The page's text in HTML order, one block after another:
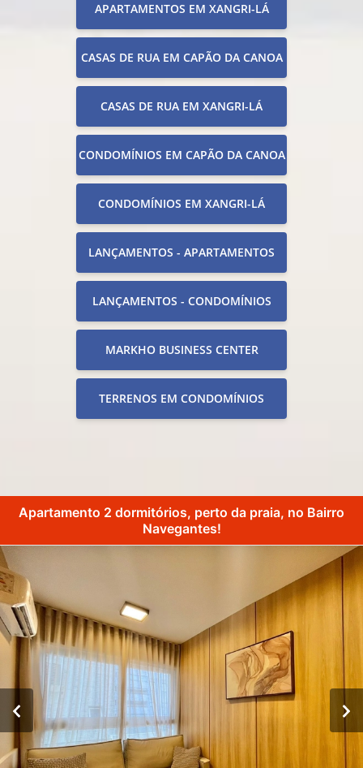
APARTAMENTOS EM XANGRI-LÁ
CASAS DE RUA EM CAPÃO DA CANOA
CASAS DE RUA EM XANGRI-LÁ
CONDOMÍNIOS EM CAPÃO DA CANOA
CONDOMÍNIOS EM XANGRI-LÁ
LANÇAMENTOS - APARTAMENTOS
LANÇAMENTOS - CONDOMÍNIOS
MARKHO BUSINESS CENTER
TERRENOS EM CONDOMÍNIOS
Apartamento 2 dormitórios, perto da praia, no Bairro
Navegantes!